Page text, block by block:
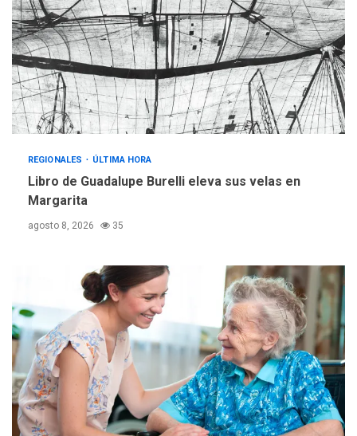
3
gestión
4
REGIONALES ÚLTIMA HORA
Reparan hundimiento de la
«Juan Bautista Arismendi» a
la altura de Macho Muerto
5
ÚLTIMA HORA
Fedecámaras NE y Unimar
REGIONALES ÚLTIMA HORA
Libro de Guadalupe Burelli eleva sus velas en
Margarita
agosto 8, 2026 35